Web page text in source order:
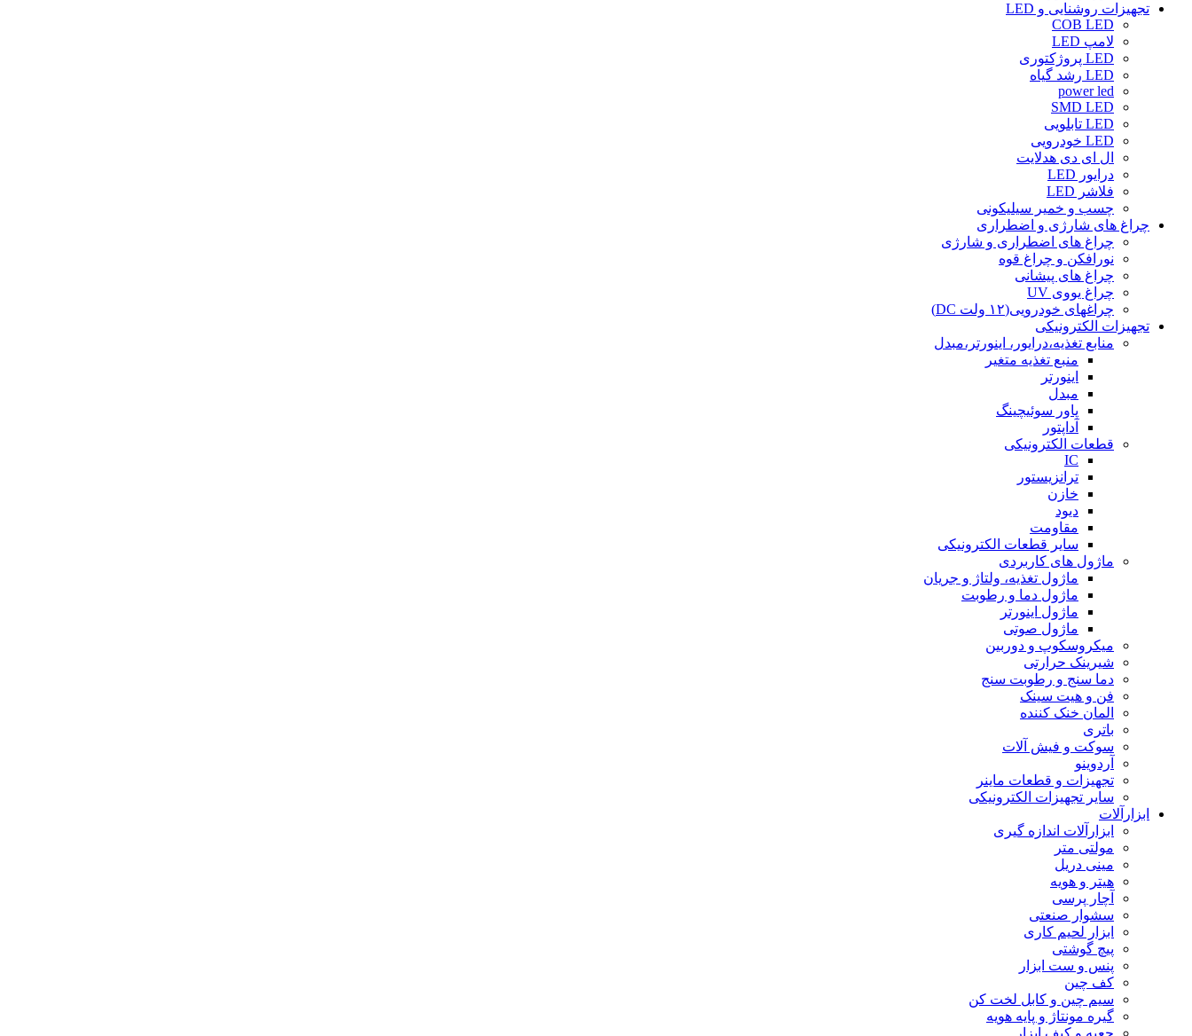
تجهیزات روشنایی و LED
COB LED
لامپ LED
LED پروژکتوری
LED رشد گیاه
power led
SMD LED
LED تابلویی
LED خودرویی
ال ای دی هدلایت
درایور LED
فلاشر LED
چسب و خمیر سیلیکونی
چراغ های شارژی و اضطراری
چراغ های اضطراری و شارژی
نورافکن و چراغ قوه
چراغ های پیشانی
چراغ یووی UV
چراغهای خودرویی(۱۲ ولت DC)
تجهیزات الکترونیکی
منابع تغذیه،درایور، اینورتر،مبدل
منبع تغذیه متغیر
اینورتر
مبدل
پاور سوئیچینگ
آداپتور
قطعات الکترونیکی
IC
ترانزیستور
خازن
دیود
مقاومت
سایر قطعات الکترونیکی
ماژول های کاربردی
ماژول تغذیه، ولتاژ و جریان
ماژول دما و رطوبت
ماژول اینورتر
ماژول صوتی
میکروسکوپ و دوربین
شیرینک حرارتی
دما سنج و رطوبت سنج
فن و هیت سینک
المان خنک کننده
باتری
سوکت و فیش آلات
آردوینو
تجهیزات و قطعات ماینر
سایر تجهیزات الکترونیکی
ابزارآلات
ابزارآلات اندازه گیری
مولتی متر
مینی دریل
هیتر و هویه
آچار پرسی
سشوار صنعتی
ابزار لحیم کاری
پیچ گوشتی
پنس و ست ابزار
کف چین
سیم چین و کابل لخت کن
گیره مونتاژ و پایه هویه
جعبه و کیف ابزار